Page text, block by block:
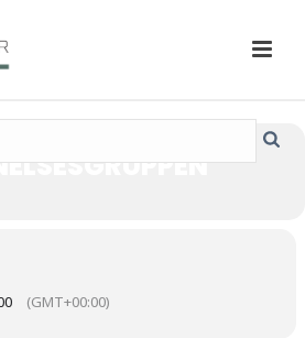
(GMT+00:00)